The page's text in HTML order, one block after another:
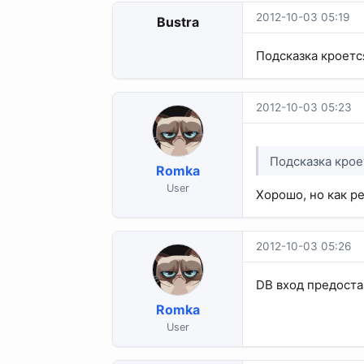
Bustra 2012-10-03 05:19
Подсказка
Romka
User
2012-10-03 05:23
Подсказка
Хорошо, но как
Romka
User
2012-10-03 05:26
DB вход